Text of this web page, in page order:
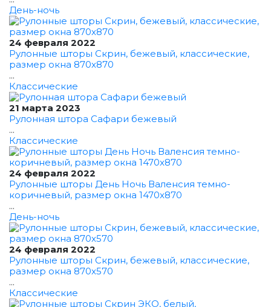
День-ночь
24 февраля 2022
Рулонные шторы Скрин, бежевый, классические,
размер окна 870x870
...
Классические
21 марта 2023
Рулонная штора Сафари бежевый
...
Классические
24 февраля 2022
Рулонные шторы День Ночь Валенсия темно-
коричневый, размер окна 1470x870
...
День-ночь
24 февраля 2022
Рулонные шторы Скрин, бежевый, классические,
размер окна 870x570
...
Классические